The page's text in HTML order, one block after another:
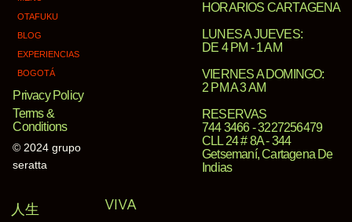
HORARIOS CARTAGENA​
LUNES A JUEVES:
DE 4 PM - 1 AM​
VIERNES A DOMINGO:
2 PM A 3 AM
RESERVAS
744 3466 - 3227256479
CLL 24 # 8A - 344
Getsemaní, Cartagena De
Indias
OTAFUKU
BLOG
EXPERIENCIAS
BOGOTÁ
Privacy Policy
Terms &
Conditions
© 2024 grupo
seratta
人生 VIVA